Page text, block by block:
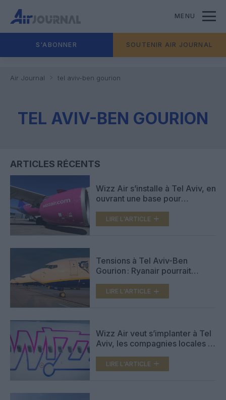
MENU
S'ABONNER SOUTENIR AIR JOURNAL
Air Journal tel aviv-ben gourion
TEL AVIV-BEN GOURION
ARTICLES RÉCENTS
Wizz Air s’installe à Tel Aviv, en
ouvrant une base pour
2026
LIRE L'ARTICLE
Tensions à Tel Aviv-Ben
Gourion : Ryanair pourrait
de créneaux stables
LIRE L'ARTICLE
Wizz Air veut s’implanter à Tel
Aviv, les compagnies locales El
LIRE L'ARTICLE